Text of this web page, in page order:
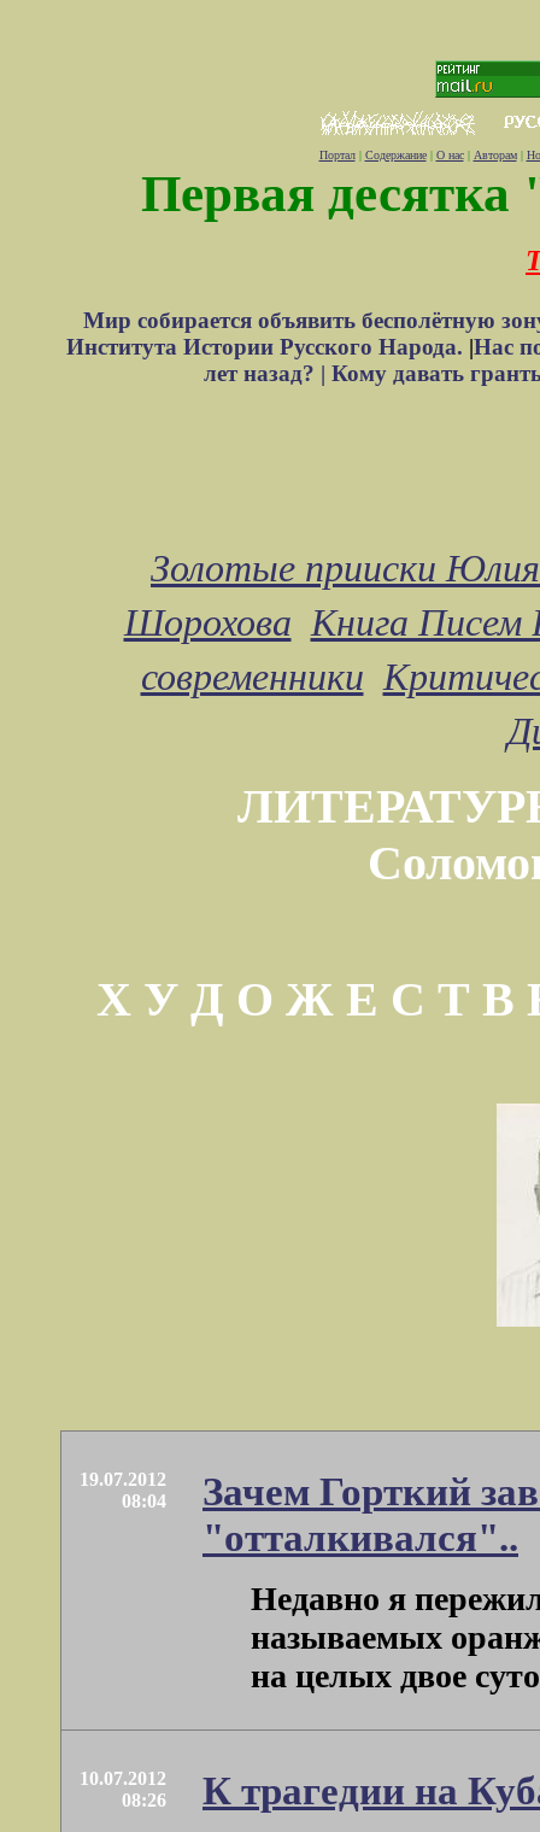
Портал| Содержание| О нас| Авторам|
Первая десятка
Мир собирается объявить бесполётную
Института Истории Русского Народа. |Нас
лет назад? | Кому давать
Золотые прииски
Шорохова Книга Писем
современники
Х У Д О Ж Е С Т
19.07.2012
08:04
Зачем Горткий
"отталкивался"..
Недавно я
называемых
на целых двое
10.07.2012
08:26
К трагедии на